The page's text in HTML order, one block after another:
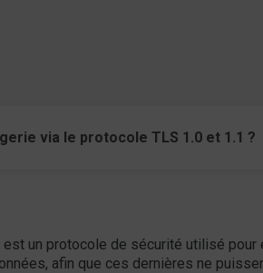
via le protocole TLS 1.0 et 1.1 ?
un protocole de sécurité utilisé
afin que ces dernières ne